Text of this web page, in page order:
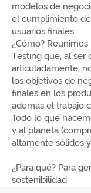
modelos de
el cumplimiento
usuarios finales.
¿Cómo?
Testing que, al ser
articuladamente,
los objetivos de
finales en los
además el trabajo
Todo lo que
y al planeta
altamente sólidos
¿Para qué? Para
sostenibilidad.